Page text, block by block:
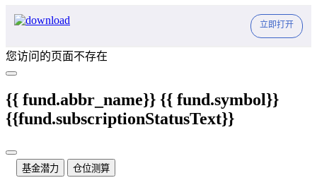
立即打开
您访问的页面不存在
{{ fund.abbr_name}} {{ fund.symbol}}
{{fund.subscriptionStatusText}}
基金潜力 仓位测算